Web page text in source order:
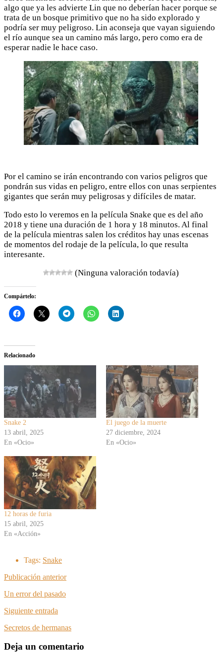
algo que ya les advierte Lin que no deberían hacer porque se
trata de un bosque primitivo que no ha sido explorado y
podría ser muy peligroso. Lin aconseja que vayan siguiendo
el río aunque sea un camino más largo, pero como era de
esperar nadie le hace caso.
Por el camino se irán encontrando con varios peligros que
pondrán sus vidas en peligro, entre ellos con unas serpientes
gigantes que serán muy peligrosas y difíciles de matar.
Todo esto lo veremos en la película Snake que es del año
2018 y tiene una duración de 1 hora y 18 minutos. Al final
de la película mientras salen los créditos hay unas escenas
de momentos del rodaje de la película, lo que resulta
interesante.
(Ninguna valoración todavía)
Compártelo:
Relacionado
Snake 2
13 abril, 2025
En «Ocio»
El juego de la muerte
27 diciembre, 2024
En «Ocio»
12 horas de furia
15 abril, 2025
En «Acción»
Tags: Snake
Publicación anterior
Un error del pasado
Siguiente entrada
Secretos de hermanas
Deja un comentario